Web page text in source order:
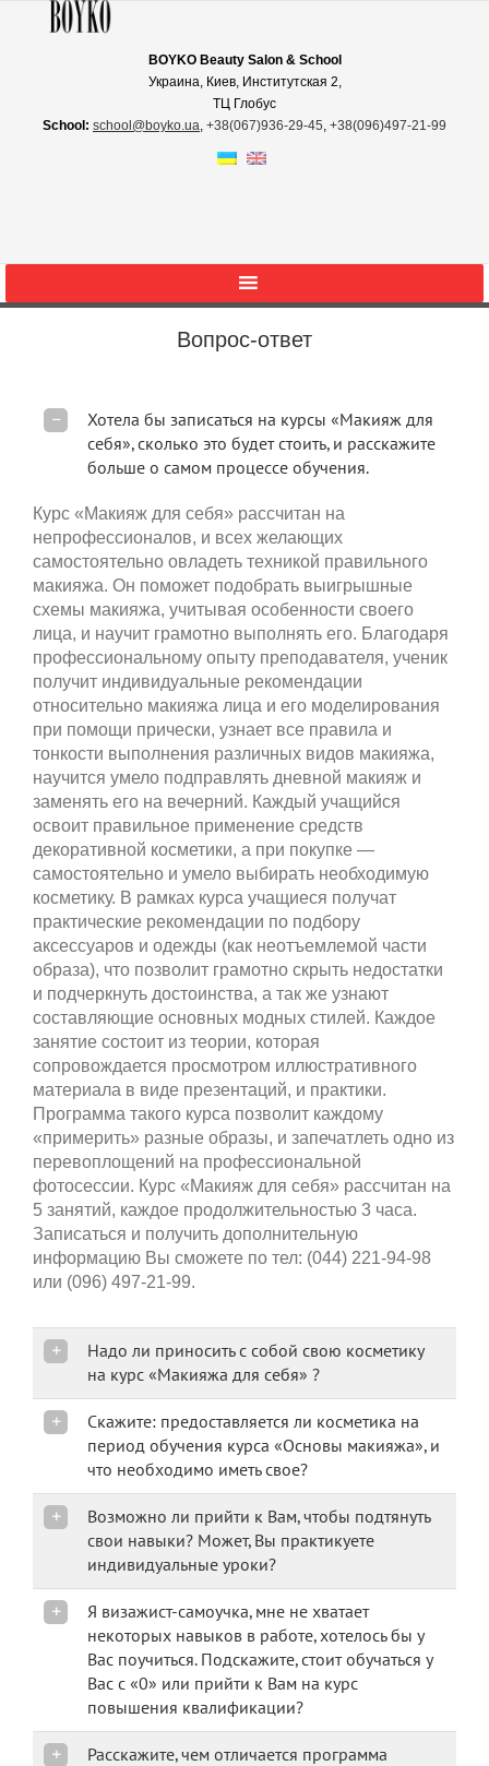
BOYKO Beauty Salon & School
Украина, Киев, Институтская 2,
ТЦ Глобус
School: school@boyko.ua, +38(067)936‑29‑45, +38(096)497‑21‑99
Вопрос-ответ
Хотела бы записаться на курсы «Макияж для
себя», сколько это будет стоить, и расскажите
больше о самом процессе обучения.
Курс «Макияж для себя» рассчитан на
непрофессионалов, и всех желающих
самостоятельно овладеть техникой правильного
макияжа. Он поможет подобрать выигрышные
схемы макияжа, учитывая особенности своего
лица, и научит грамотно выполнять его. Благодаря
профессиональному опыту преподавателя, ученик
получит индивидуальные рекомендации
относительно макияжа лица и его моделирования
при помощи прически, узнает все правила и
тонкости выполнения различных видов макияжа,
научится умело подправлять дневной макияж и
заменять его на вечерний. Каждый учащийся
освоит правильное применение средств
декоративной косметики, а при покупке —
самостоятельно и умело выбирать необходимую
косметику. В рамках курса учащиеся получат
практические рекомендации по подбору
аксессуаров и одежды (как неотъемлемой части
образа), что позволит грамотно скрыть недостатки
и подчеркнуть достоинства, а так же узнают
составляющие основных модных стилей. Каждое
занятие состоит из теории, которая
сопровождается просмотром иллюстративного
материала в виде презентаций, и практики.
Программа такого курса позволит каждому
«примерить» разные образы, и запечатлеть одно из
перевоплощений на профессиональной
фотосессии. Курс «Макияж для себя» рассчитан на
5 занятий, каждое продолжительностью 3 часа.
Записаться и получить дополнительную
информацию Вы сможете по тел: (044) 221-94-98
или (096) 497-21-99.
Надо ли приносить с собой свою косметику
на курс «Макияжа для себя» ?
Cкажите: предоставляется ли косметика на
период обучения курса «Основы макияжа», и
что необходимо иметь свое?
Возможно ли прийти к Вам, чтобы подтянуть
свои навыки? Может, Вы практикуете
индивидуальные уроки?
Я визажист-самоучка, мне не хватает
некоторых навыков в работе, хотелось бы у
Вас поучиться. Подскажите, стоит обучаться у
Вас с «0» или прийти к Вам на курс
повышения квалификации?
Расскажите, чем отличается программа